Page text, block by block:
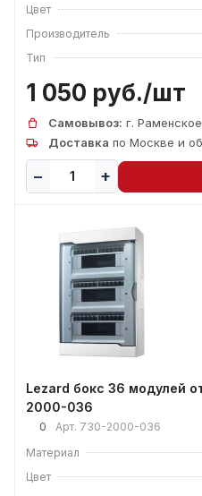
Цвет
Производитель
Тип
1 050 руб./шт
Самовывоз: г.
Доставка по Москве и
Lezard бокс 36 модулей
2000-036
0 Арт. 730-2000-036
Материал
Цвет